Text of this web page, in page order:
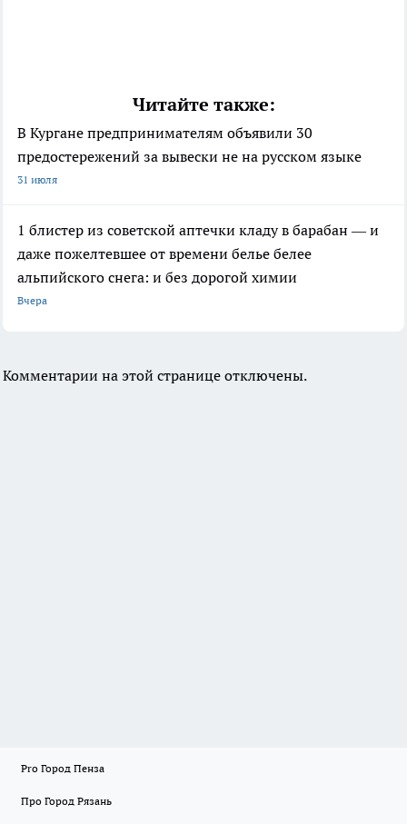
Читайте также:
В Кургане предпринимателям объявили 30
предостережений за вывески не на русском языке
31 июля
1 блистер из советской аптечки кладу в барабан — и
даже пожелтевшее от времени белье белее
альпийского снега: и без дорогой химии
Вчера
Комментарии на этой странице отключены.
Pro Город Пенза
Про Город Рязань